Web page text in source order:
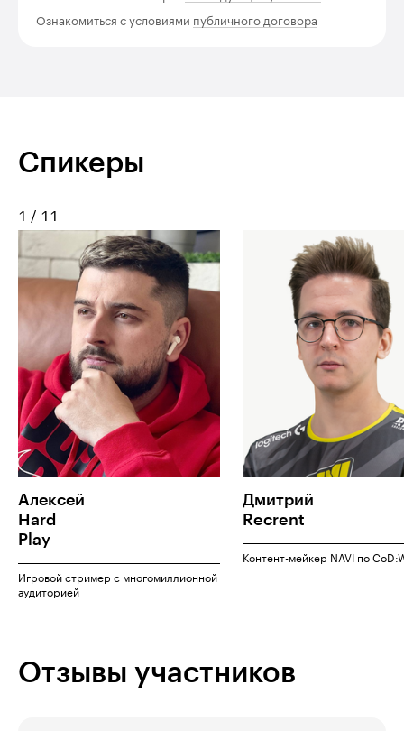
Ознакомиться с условиями публичного договора
Спикеры
1 / 11
Алексей
Hard
Play
Игровой стример с многомиллионной
аудиторией
Дмитрий
Recrent
Контент-мейкер NAVI по
Отзывы участников